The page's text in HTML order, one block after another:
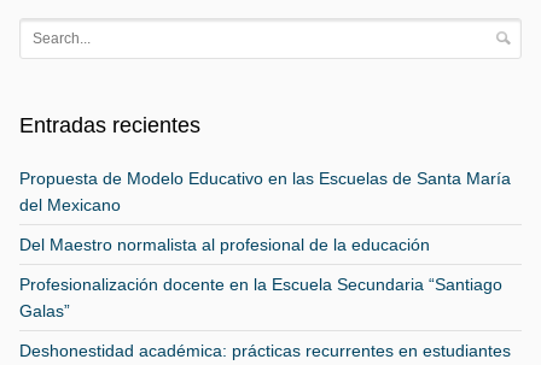
Entradas recientes
Propuesta de Modelo Educativo en las Escuelas de Santa María
del Mexicano
Del Maestro normalista al profesional de la educación
Profesionalización docente en la Escuela Secundaria “Santiago
Galas”
Deshonestidad académica: prácticas recurrentes en estudiantes